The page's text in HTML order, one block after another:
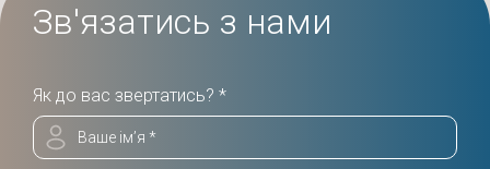
Зв'язатись з нами
Як до вас звертатись? *